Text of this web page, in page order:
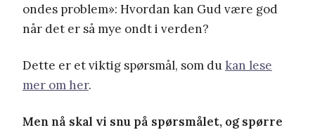
ondes problem»: Hvordan kan Gud være god
når det er så mye ondt i verden?
Dette er et viktig spørsmål, som du kan lese
mer om her.
Men nå skal vi snu på spørsmålet, og spørre